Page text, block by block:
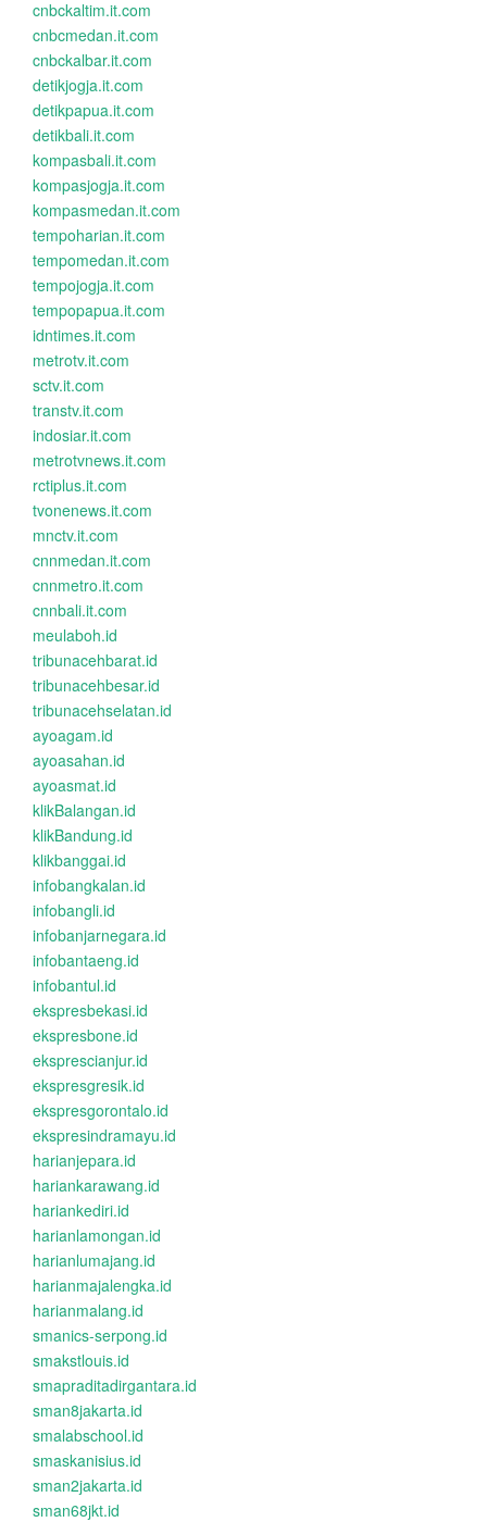
cnbckaltim.it.com
cnbcmedan.it.com
cnbckalbar.it.com
detikjogja.it.com
detikpapua.it.com
detikbali.it.com
kompasbali.it.com
kompasjogja.it.com
kompasmedan.it.com
tempoharian.it.com
tempomedan.it.com
tempojogja.it.com
tempopapua.it.com
idntimes.it.com
metrotv.it.com
sctv.it.com
transtv.it.com
indosiar.it.com
metrotvnews.it.com
rctiplus.it.com
tvonenews.it.com
mnctv.it.com
cnnmedan.it.com
cnnmetro.it.com
cnnbali.it.com
meulaboh.id
tribunacehbarat.id
tribunacehbesar.id
tribunacehselatan.id
ayoagam.id
ayoasahan.id
ayoasmat.id
klikBalangan.id
klikBandung.id
klikbanggai.id
infobangkalan.id
infobangli.id
infobanjarnegara.id
infobantaeng.id
infobantul.id
ekspresbekasi.id
ekspresbone.id
eksprescianjur.id
ekspresgresik.id
ekspresgorontalo.id
ekspresindramayu.id
harianjepara.id
hariankarawang.id
hariankediri.id
harianlamongan.id
harianlumajang.id
harianmajalengka.id
harianmalang.id
smanics-serpong.id
smakstlouis.id
smapraditadirgantara.id
sman8jakarta.id
smalabschool.id
smaskanisius.id
sman2jakarta.id
sman68jkt.id